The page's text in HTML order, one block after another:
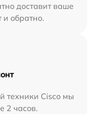
доставит ваше
и обратно.
техники Cisco мы
2 часов.